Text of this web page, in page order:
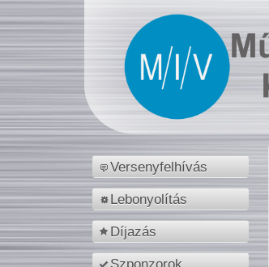
Versenyfelhívás
Lebonyolítás
Díjazás
Szponzorok